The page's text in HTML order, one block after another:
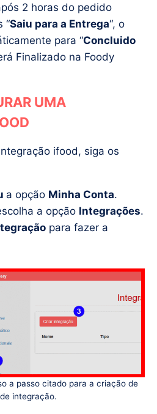
2 horas do pedido
“Saiu para a Entrega“, o
para “Concluido
Finalizado na Foody
UMA
ifood, siga os
a opção Minha Conta.
a opção Integrações.
para fazer a
a passo citado para a criação de
integração.